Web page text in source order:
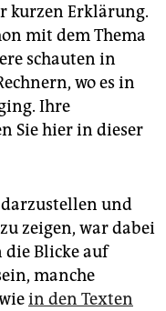
kurzen Erklärung.
mit dem Thema
schauten in
wo es in
Ihre
Sie hier in dieser
darzustellen und
zeigen, war dabei
Blicke auf
manche
in den Texten